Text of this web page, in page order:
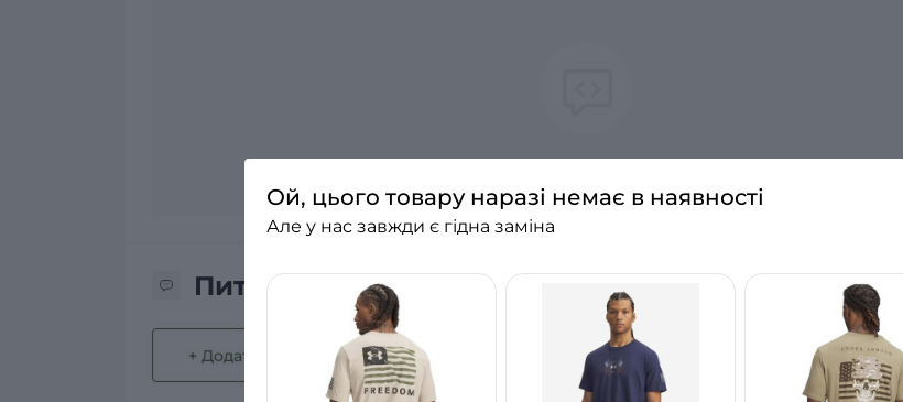
Питання та відповіді
+ Додати питання
Ой, цього товару наразі немає в наявності
Але у нас завжди є гідна заміна